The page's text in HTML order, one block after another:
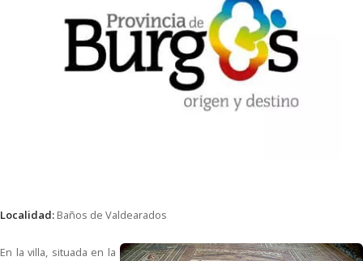
Localidad: Baños de Valdearados
En la villa, situada en la